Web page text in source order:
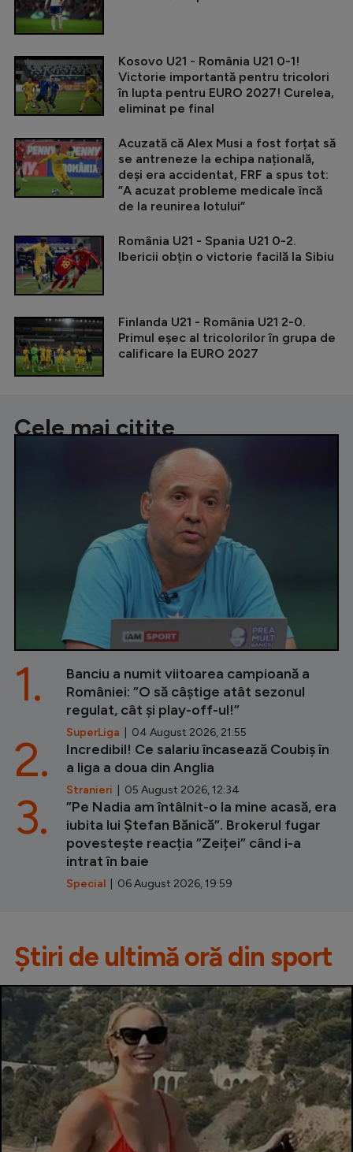
Kosovo U21 - România U21 0-1!
Victorie importantă pentru tricolori
în lupta pentru EURO 2027! Curelea,
eliminat pe final
Acuzată că Alex Musi a fost forțat să
se antreneze la echipa națională,
deși era accidentat, FRF a spus tot:
”A acuzat probleme medicale încă
de la reunirea lotului”
România U21 - Spania U21 0-2.
Ibericii obțin o victorie facilă la Sibiu
Finlanda U21 - România U21 2-0.
Primul eșec al tricolorilor în grupa de
calificare la EURO 2027
Cele mai citite
Banciu a numit viitoarea campioană a
României: ”O să câștige atât sezonul
regulat, cât și play-off-ul!”
SuperLiga | 04 August 2026, 21:55
1.
Incredibil! Ce salariu încasează Coubiș în
a liga a doua din Anglia
Stranieri | 05 August 2026, 12:34
2.
”Pe Nadia am întâlnit-o la mine acasă, era
iubita lui Ștefan Bănică”. Brokerul fugar
povestește reacția ”Zeiței” când i-a
intrat în baie
Special | 06 August 2026, 19:59
3.
Știri de ultimă oră din sport